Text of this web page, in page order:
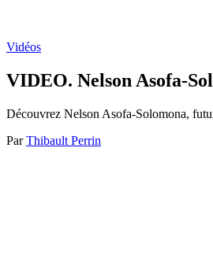
Vidéos
VIDEO. Nelson Asofa-
Découvrez Nelson Asofa-Solomona,
Par Thibault Perrin